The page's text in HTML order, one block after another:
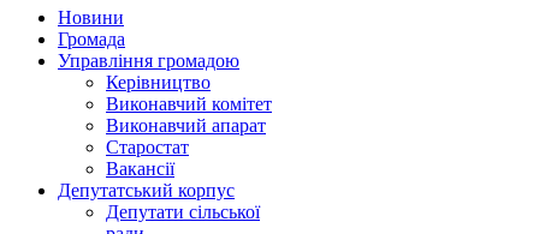
Новини
Громада
Управління громадою
Керівництво
Виконавчий комітет
Виконавчий апарат
Старостат
Вакансії
Депутатський корпус
Депутати сільської